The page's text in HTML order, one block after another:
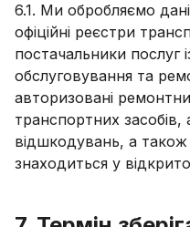
6.1. Ми обробляємо
офіційні реєстри
постачальники послуг
обслуговування та
авторизовані
транспортних засобів,
відшкодувань, а
знаходиться у